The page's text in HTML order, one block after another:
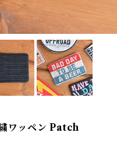
ワッペン Patch